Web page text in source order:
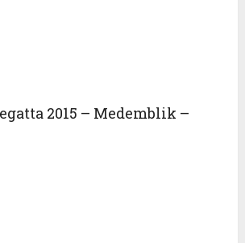
2015 – Medemblik –